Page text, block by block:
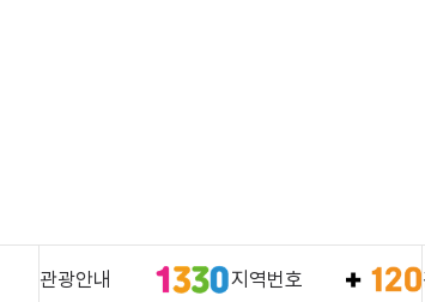
관광안내 지역번호